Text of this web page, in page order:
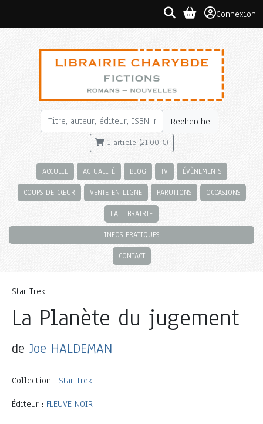
Connexion
Recherche
1 article (21,00 €)
ACCUEIL ACTUALITÉ BLOG TV ÉVÈNEMENTS
COUPS DE CŒUR VENTE EN LIGNE PARUTIONS OCCASIONS
LA LIBRAIRIE
INFOS PRATIQUES
CONTACT
Star Trek
La Planète du jugement
de Joe HALDEMAN
Collection : Star Trek
Éditeur : FLEUVE NOIR